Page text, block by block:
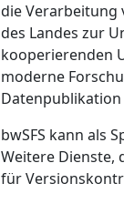
die Verarbeitung
des Landes zur
kooperierenden
moderne
bwSFS kann als
Weitere Dienste,
für